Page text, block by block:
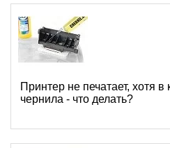
Принтер не печатает, хотя в
чернила - что делать?